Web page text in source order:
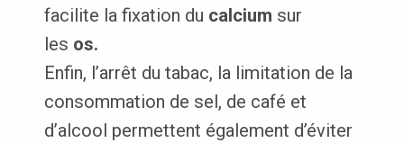
facilite la fixation du calcium sur
les os.
Enfin, l’arrêt du tabac, la limitation de la
consommation de sel, de café et
d’alcool permettent également d’éviter